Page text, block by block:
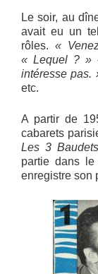
Le soir, au
avait eu un
rôles. «
« Lequel ? »
intéresse pas.
etc.
A partir de
cabarets
Les 3 Baudets
partie dans le
enregistre son